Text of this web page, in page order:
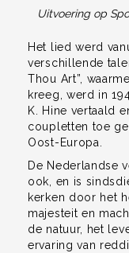
Uitvoering op
Het lied werd
verschillende
Thou Art”,
kreeg, werd in
K. Hine vertaald
coupletten toe
Oost-Europa.
De Nederlandse
ook, en is
kerken door het
majesteit en
de natuur, het
ervaring van